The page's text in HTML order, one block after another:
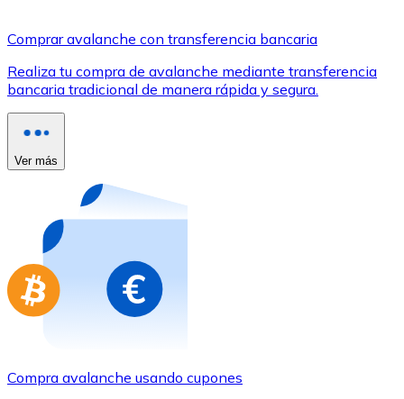
Utiliza tarjetas Visa y Mastercard para comprar
Comprar con tarjeta
Tienda - Tarjetas regalo
Nuevo
Compra tarjetas regalo de tus marcas favoritas con
Ir a la tienda de tarjetas regalo
Comprar avalanche con transferencia bancaria
Realiza tu compra de avalanche mediante transferencia
bancaria tradicional de manera rápida y segura.
Ver más
Compra avalanche usando cupones